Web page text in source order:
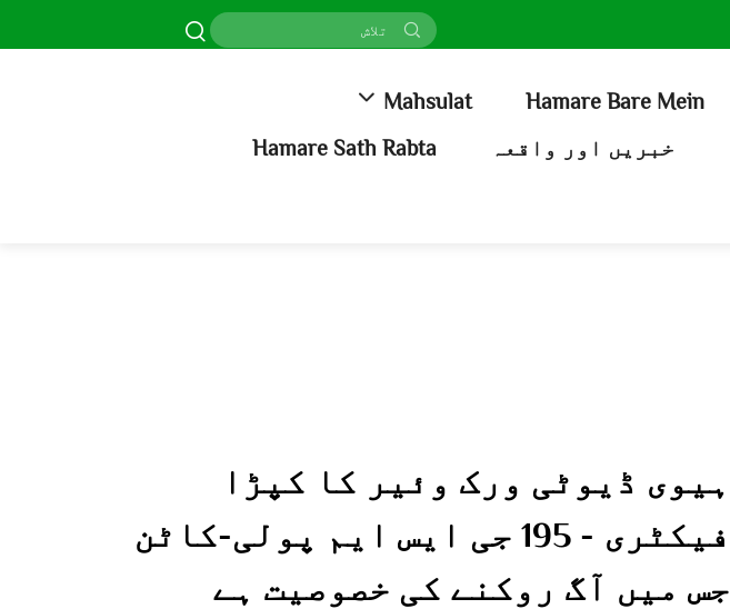
Hamare Bare Mein
Mahsulat
خبریں اور واقعہ Hamare Sath Rabta
ہیوی ڈیوٹی ورک وئیر کا کپڑا
فیکٹری - 195 جی ایس ایم پولی-کاٹن
جس میں آگ روکنے کی خصوصیت ہے